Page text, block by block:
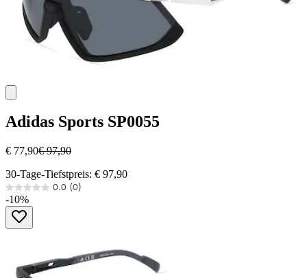
Adidas Sports SP0055
€ 77,90€ 97,90
30-Tage-Tiefstpreis: € 97,90
0.0 (0)
0.0
von
Sternen.
-10%